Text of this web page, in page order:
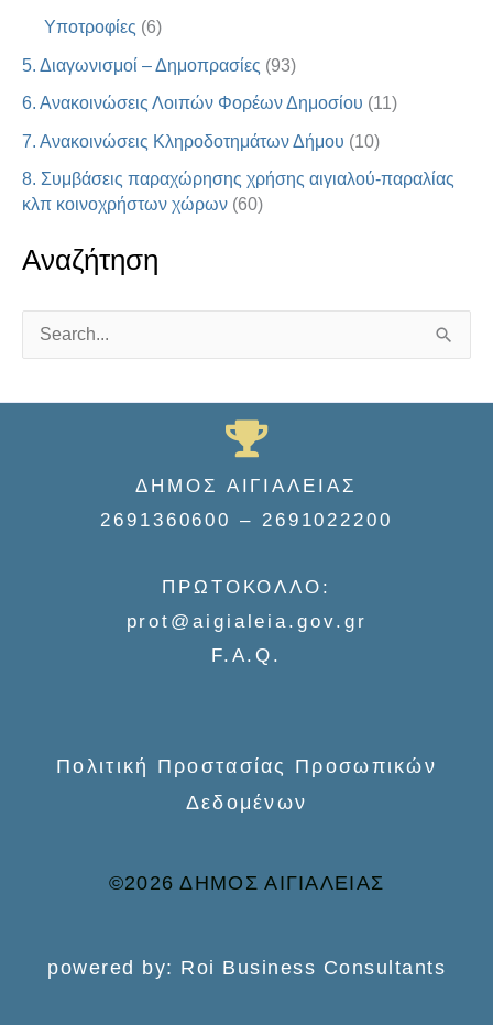
Υποτροφίες (6)
5. Διαγωνισμοί – Δημοπρασίες (93)
6. Ανακοινώσεις Λοιπών Φορέων Δημοσίου (11)
7. Ανακοινώσεις Κληροδοτημάτων Δήμου (10)
8. Συμβάσεις παραχώρησης χρήσης αιγιαλού-παραλίας
κλπ κοινοχρήστων χώρων (60)
Αναζήτηση
a
ΔΗΜΟΣ ΑΙΓΙΑΛΕΙΑΣ
2691360600 – 2691022200
ΠΡΩΤΟΚΟΛΛΟ:
prot@aigialeia.gov.gr
F.A.Q.
Πολιτική Προστασίας Προσωπικών
Δεδομένων
©2026 ΔΗΜΟΣ ΑΙΓΙΑΛΕΙΑΣ
powered by: Roi Business Consultants